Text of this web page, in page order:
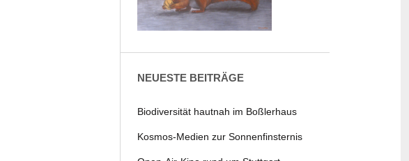
NEUESTE BEITRÄGE
Biodiversität hautnah im Boßlerhaus
Kosmos-Medien zur Sonnenfinsternis